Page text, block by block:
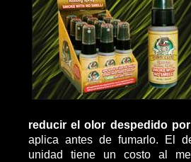
reducir el olor despedido
aplica antes de fumarlo. El
unidad tiene un costo al